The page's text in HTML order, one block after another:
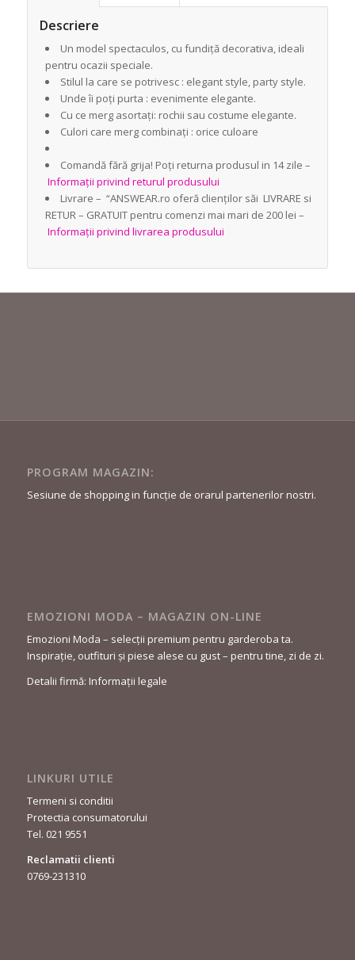
Descriere
Un model spectaculos, cu fundiță decorativa, ideali
pentru ocazii speciale.
Stilul la care se potrivesc : elegant style, party style.
Unde îi poți purta : evenimente elegante.
Cu ce merg asortați: rochii sau costume elegante.
Culori care merg combinați : orice culoare
Comandă fără grija! Poți returna produsul in 14 zile –
Informații privind returul produsului
Livrare – “ANSWEAR.ro oferă clienților săi LIVRARE si
RETUR – GRATUIT pentru comenzi mai mari de 200 lei –
Informații privind livrarea produsului
PROGRAM MAGAZIN:
Sesiune de shopping in funcție de orarul partenerilor nostri.
EMOZIONI MODA – MAGAZIN ON-LINE
Emozioni Moda – selecții premium pentru garderoba ta.
Inspirație, outfituri și piese alese cu gust – pentru tine, zi de zi.
Detalii firmă: Informații legale
LINKURI UTILE
Termeni si conditii
Protectia consumatorului
Tel. 021 9551
Reclamatii clienti
0769-231310